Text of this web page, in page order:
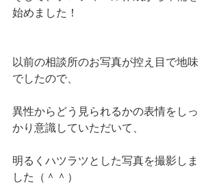
始めました！
以前の相談所のお写真が控え目で地味
でしたので、
異性からどう見られるかの表情をしっ
かり意識していただいて、
明るくハツラツとした写真を撮影しま
した（＾＾）